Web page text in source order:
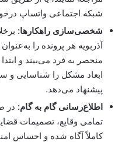
شبکه اجتماعی واتساپ
شخصی‌سازی راهکارها:
آذربویه هر پرونده را
منحصر به فرد می‌بیند و
ابعاد مشکل را شناسایی
پیشنهاد می‌دهد.
اطلاع‌رسانی گام به گام: در
تمامی وقایع، تصمیمات
کاملاً آگاه شده و احساس